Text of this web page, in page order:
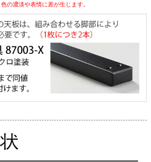
の濃淡や表情に差が生じます。